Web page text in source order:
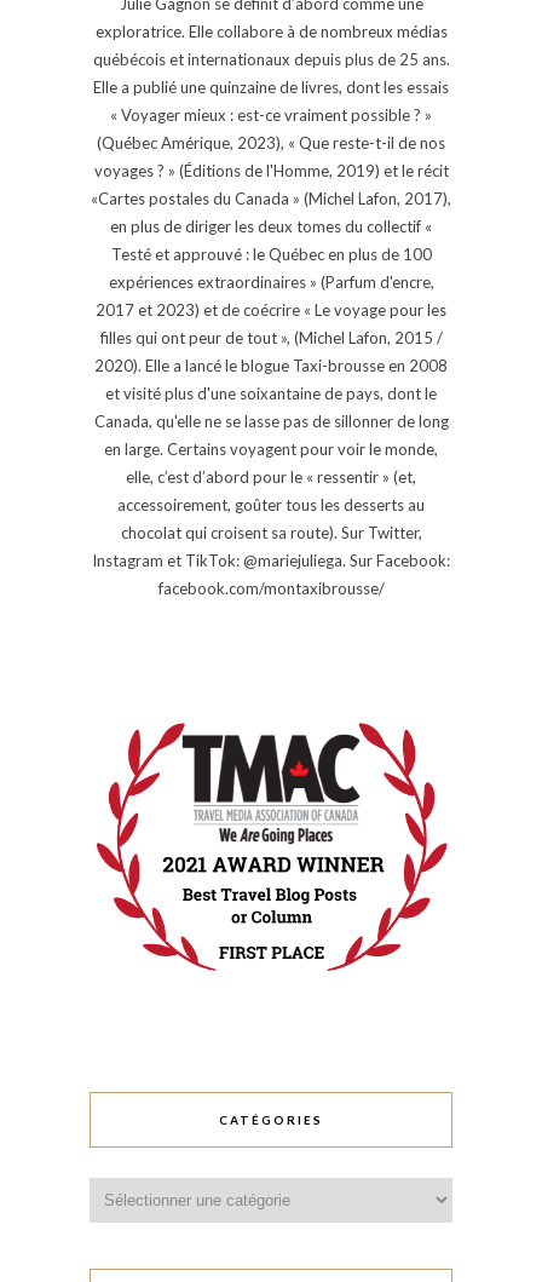
exploratrice. Elle collabore à de nombreux médias
québécois et internationaux depuis plus de 25 ans.
Elle a publié une quinzaine de livres, dont les essais
« Voyager mieux : est-ce vraiment possible ? »
(Québec Amérique, 2023), « Que reste-t-il de nos
voyages ? » (Éditions de l'Homme, 2019) et le récit
«Cartes postales du Canada » (Michel Lafon, 2017),
en plus de diriger les deux tomes du collectif «
Testé et approuvé : le Québec en plus de 100
expériences extraordinaires » (Parfum d'encre,
2017 et 2023) et de coécrire « Le voyage pour les
filles qui ont peur de tout », (Michel Lafon, 2015 /
2020). Elle a lancé le blogue Taxi-brousse en 2008
et visité plus d'une soixantaine de pays, dont le
Canada, qu'elle ne se lasse pas de sillonner de long
en large. Certains voyagent pour voir le monde,
elle, c’est d’abord pour le « ressentir » (et,
accessoirement, goûter tous les desserts au
chocolat qui croisent sa route). Sur Twitter,
Instagram et TikTok: @mariejuliega. Sur Facebook:
facebook.com/montaxibrousse/
CATÉGORIES